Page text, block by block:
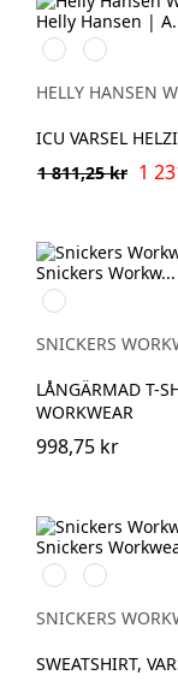
369
YELLOW/EBONY
269
ORANGE/
HELLY HANSEN
ICU VARSEL
1 811,25 kr 1
Svart/High
vis
yellow
SNICKERS
LÅNGÄRMAD T-
WORKWEAR
998,75 kr
High
vis
orange
High
vis
yellow
SNICKERS
SWEATSHIRT,